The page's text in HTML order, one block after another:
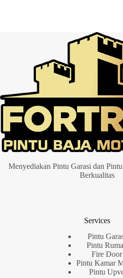
Menyediakan Pintu Garasi dan
Berkualitas
Services
Pintu
Pintu
Fire Door
Pintu Kamar
Pintu